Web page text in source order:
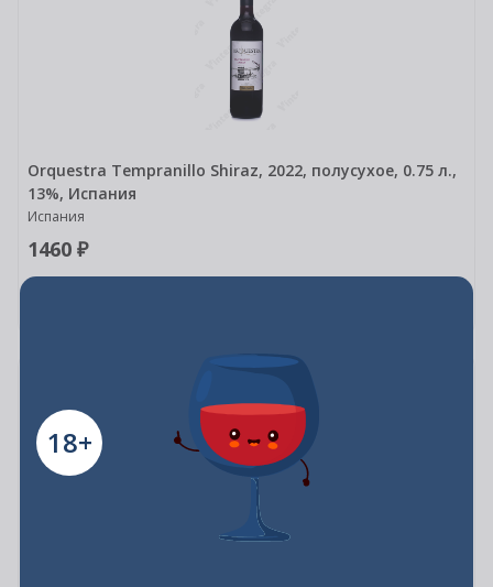
Orquestra Tempranillo Shiraz, 2022, полусухое, 0.75 л.,
13%, Испания
Испания
1460 ₽